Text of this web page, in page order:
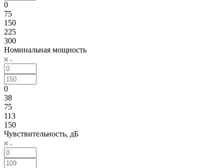
0
75
150
225
300
Номинальная мощность
0
38
75
113
150
Чувствительность, дБ